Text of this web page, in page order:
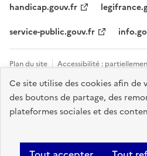
Ce site utilise des cookies afin de
des boutons de partage, des
plateformes sociales et des
handicap.gouv.fr
service-public.gouv.fr
Plan du site Accessibilité :
Données personnelles et cookies
Gestion des cookies